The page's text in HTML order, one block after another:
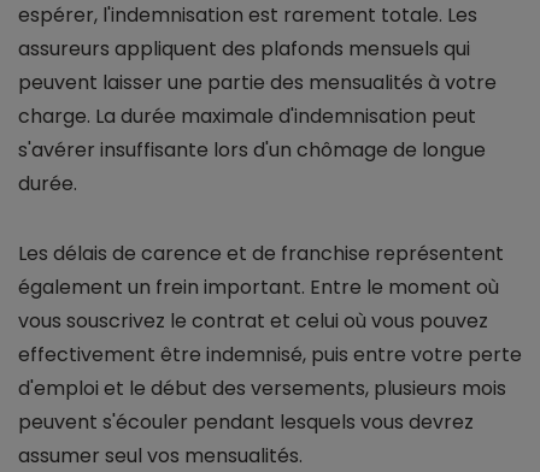
espérer, l'indemnisation est rarement totale. Les
assureurs appliquent des plafonds mensuels qui
peuvent laisser une partie des mensualités à votre
charge. La durée maximale d'indemnisation peut
s'avérer insuffisante lors d'un chômage de longue
durée.
Les délais de carence et de franchise représentent
également un frein important. Entre le moment où
vous souscrivez le contrat et celui où vous pouvez
effectivement être indemnisé, puis entre votre perte
d'emploi et le début des versements, plusieurs mois
peuvent s'écouler pendant lesquels vous devrez
assumer seul vos mensualités.